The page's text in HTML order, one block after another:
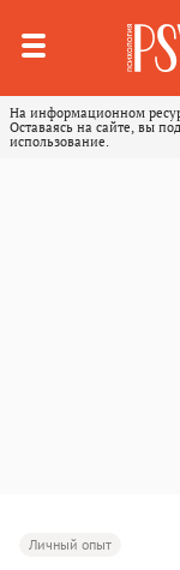
На информационном
Оставаясь на сайте, вы
использование.
Личный опыт